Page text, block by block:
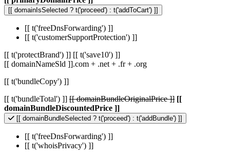
[[ domainIsSelected ? t('proceed') : t('addToCart') ]]
[[ t('freeDnsForwarding') ]]
[[ t('customerSupportProtection') ]]
[[ t('protectBrand') ]] [[ t('save10') ]]
[[ domainNameSld ]].com + .net + .fr+ .org
[[ t('bundleCopy') ]]
[[ t('bundleTotal') ]] [[ domainBundleOriginalPrice ]] [[
domainBundleDiscountedPrice ]]
[[ domainBundleSelected ? t('proceed') : t('addBundle') ]]
[[ t('freeDnsForwarding') ]]
[[ t('whoisPrivacy') ]]